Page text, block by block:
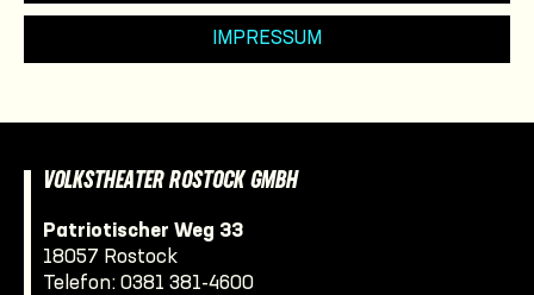
IMPRESSUM
VOLKSTHEATER ROSTOCK GMBH
Patriotischer Weg 33
18057 Rostock
Telefon: 0381 381-4600